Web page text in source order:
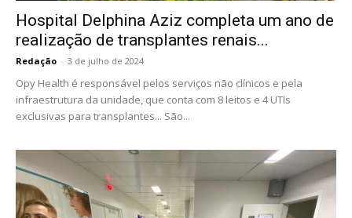
Hospital Delphina Aziz completa um ano de
realização de transplantes renais...
Redação - 3 de julho de 2024
Opy Health é responsável pelos serviços não clínicos e pela
infraestrutura da unidade, que conta com 8 leitos e 4 UTIs
exclusivas para transplantes... São...